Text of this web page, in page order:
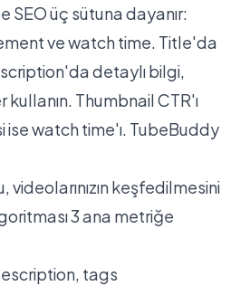
SEO üç sütuna dayanır:
ve watch time. Title'da
detaylı bilgi,
Thumbnail CTR'ı
ise watch time'ı. TubeBuddy
videolarınızın keşfedilmesini
3 ana metriğe
tags